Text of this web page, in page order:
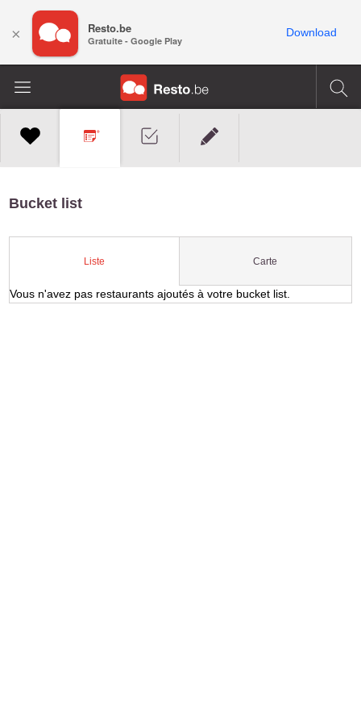
Bucket list
Liste Carte
Vous n'avez pas restaurants ajoutés à votre bucket list.
× Resto.be
Gratuite - Google Play
Download